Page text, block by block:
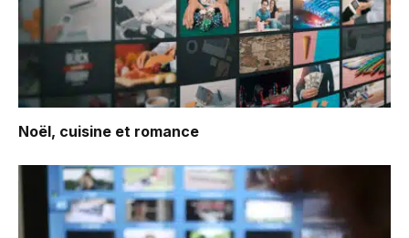
Noël, cuisine et romance